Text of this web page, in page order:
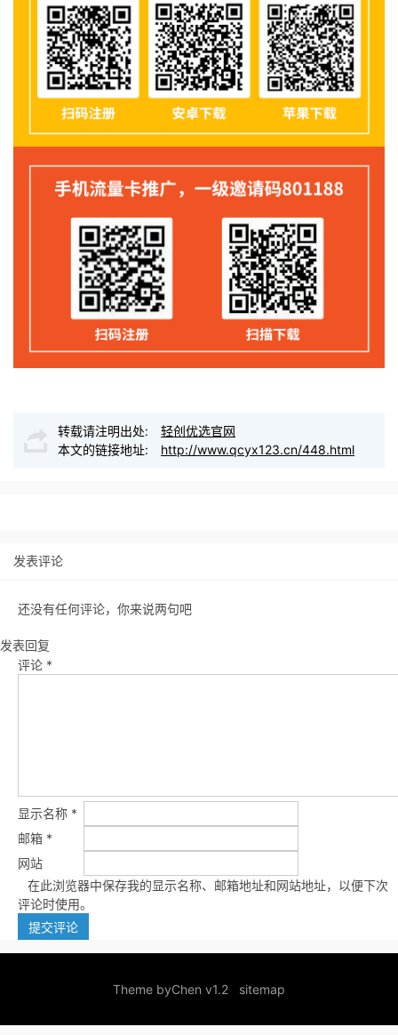
转载请注明出处:
轻创优选官网
本文的链接地址:
http://www.qcyx123.cn/448.html
发表评论
还没有任何评论，你来说两句吧
发表回复
评论 *
显示名称 *
邮箱 *
网站
在此浏览器中保存我的显示名称、邮箱地址和网站地址，以便下次
评论时使用。
Theme byChen v1.2 sitemap